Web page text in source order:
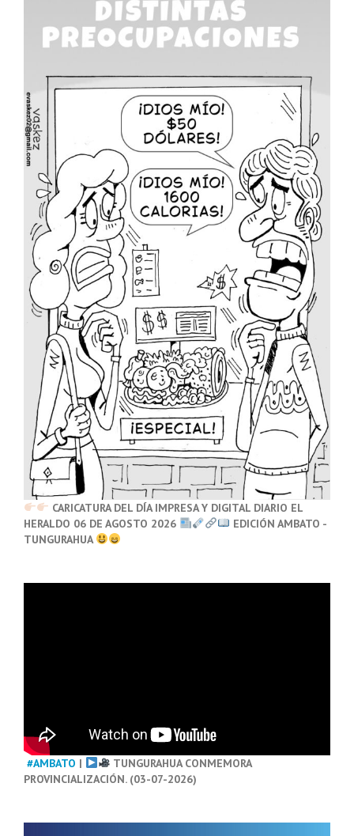
CARICATURA DEL DÍA IMPRESA Y DIGITAL DIARIO EL
HERALDO 06 DE AGOSTO 2026
EDICIÓN AMBATO -
TUNGURAHUA
#AMBATO |
TUNGURAHUA CONMEMORA
PROVINCIALIZACIÓN. (03-07-2026)